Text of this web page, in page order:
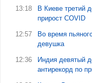
13:18
В Киеве третий
прирост COVID
12:57
Во время
девушка
12:36
Индия девятый
антирекорд по